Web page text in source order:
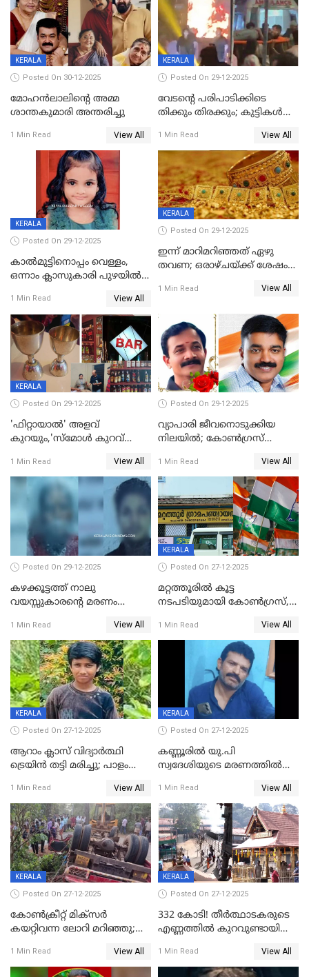
KERALA
Posted On 30-12-2025
മോഹന്‍ലാലിന്‍റെ അമ്മ
ശാന്തകുമാരി അന്തരിച്ചു
1 Min Read View All
KERALA
Posted On 29-12-2025
വേടന്റെ പരിപാടിക്കിടെ
തിക്കും തിരക്കും; കുട്ടികള്‍
പരിക്ക്; പാളം മറികടന്ന
യുവാവ് ട്രെയിന്‍ തട്ടി മരിച്ചു
1 Min Read View All
KERALA
Posted On 29-12-2025
കാൽമുട്ടിനൊപ്പം വെള്ളം,
ഒന്നാം ക്ലാസുകാരി പുഴയിൽ
കുട്ടികൾക്കൊപ്പം
കളിക്കുന്നതിനിടെ
1 Min Read View All
KERALA
Posted On 29-12-2025
ഇന്ന് മാറിമറിഞ്ഞത് ഏഴു
തവണ; ഒരാഴ്ചയ്ക്ക് ശേഷം
1 Min Read View All
KERALA
Posted On 29-12-2025
'ഫിറ്റായാൽ' അളവ്
കുറയും,'സ്‌മോൾ കുറവ്
പിഴ
1 Min Read View All
Posted On 29-12-2025
വ്യാപാരി ജീവനൊടുക്കിയ
നിലയില്‍; കോണ്‍ഗ്രസ്
മാനസികപീഡനമെന്ന് കുറിപ്പ്
1 Min Read View All
Posted On 29-12-2025
കഴക്കൂട്ടത്ത് നാലു
വയസ്സുകാരന്റെ മരണം
സുഹൃത്തും പൊലീസ്
കസ്റ്റഡിയിൽ
1 Min Read View All
KERALA
Posted On 27-12-2025
മറ്റത്തൂരിൽ കൂട്ട
നടപടിയുമായി കോണ്‍ഗ്രസ്,
എട്ട് പേര്‍ ഉള്‍പ്പെടെ
പത്തുപേരെ പുറത്താക്കി,
ചൊവ്വന്നൂരിലും നടപടി
1 Min Read View All
KERALA
Posted On 27-12-2025
ആറാം ക്ലാസ് വിദ്യാർത്ഥി
ട്രെയിൻ തട്ടി മരിച്ചു; പാളം
അപകടം മലപ്പുറത്ത്
1 Min Read View All
KERALA
Posted On 27-12-2025
കണ്ണൂരിൽ യു.പി
സ്വദേശിയുടെ മരണത്തിൽ
കേസ്; തർക്കമുണ്ടായത്
ഫേഷ്യലിന് 300 രൂപ
ആവശ്യപ്പെട്ടതിനെച്ചൊല്ലി
1 Min Read View All
KERALA
Posted On 27-12-2025
കോണ്‍ക്രീറ്റ് മിക്‌സര്‍
കയറ്റിവന്ന ലോറി മറിഞ്ഞു;
അപകടം കണ്ണൂരിൽ
1 Min Read View All
KERALA
Posted On 27-12-2025
332 കോടി! തീർത്ഥാടകരുടെ
എണ്ണത്തിൽ കുറവുണ്ടായിട്ടും
കുതിച്ചുയരുന്നു
1 Min Read View All